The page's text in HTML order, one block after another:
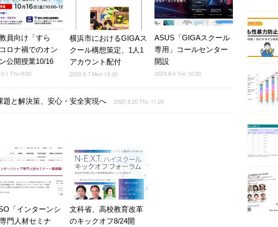
員向け「すら
ロナ禍でのオン
公開授業10/16
Thu 9:50
横浜市におけるGIGAス
クール構想策定、1人1
アカウント配付
2020.9.7 Mon 13:20
ASUS「GIGAスクール
専用」コールセンター
開設
2020.8.4 Tue 10:20
と解決策、安心・安全実現へ 2020.8.20 Thu 11:20
「インターンシ
門人材セミナ
文科省、高校教育改革
のキックオフ8/24開